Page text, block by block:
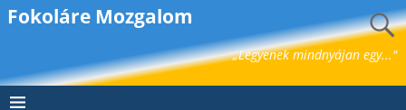
Fokoláre Mozgalom
„Legyenek mindnyájan egy..."